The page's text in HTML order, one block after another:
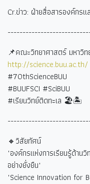
Cr.ข่าว: ฝ่ายสื่อสารองค์กร
📌คณะวิทยาศาสตร์ มหาวิท
http://science.buu.ac.th/
#70thScienceBUU
#BUUFSCI #SciBUU
#เรียนวิทย์ติดทะเล 🏖🏝
🔸วิสัยทัศน์
"องค์กรแห่งการเรียนรู้ด้าน
อย่างยั่งยืน"
"Science Innovation for